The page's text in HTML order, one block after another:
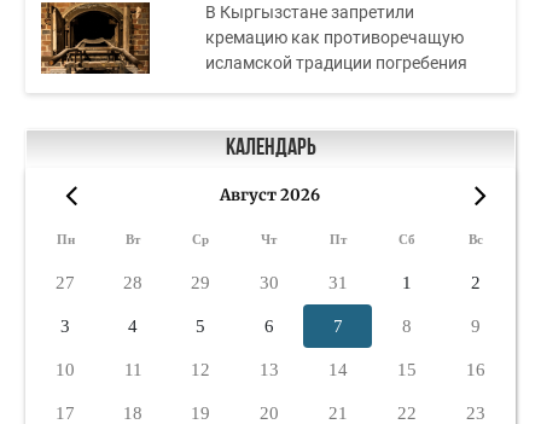
В Кыргызстане запретили
кремацию как противоречащую
исламской традиции погребения
Календарь
Август 2026
Пн Вт Ср Чт Пт Сб Вс
27 28 29 30 31 1 2
3 4 5 6 7 8 9
10 11 12 13 14 15 16
17 18 19 20 21 22 23